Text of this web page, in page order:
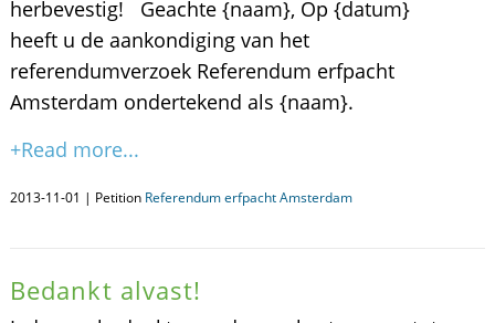
herbevestig! Geachte {naam}, Op {datum}
heeft u de aankondiging van het
referendumverzoek Referendum erfpacht
Amsterdam ondertekend als {naam}.
+Read more...
2013-11-01 | Petition Referendum erfpacht Amsterdam
Bedankt alvast!